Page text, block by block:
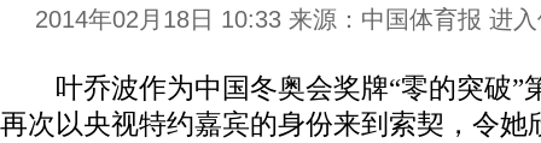
2014年02月18日 10:33 来源：中国体育报 进
叶乔波作为中国冬奥会奖牌“零的突破”
再次以央视特约嘉宾的身份来到索契，令她